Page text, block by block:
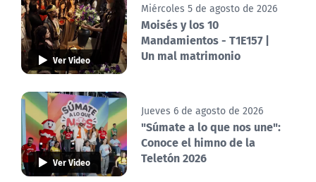
Ver Video
Miércoles 5 de agosto de 2026
Moisés y los 10
Mandamientos - T1E157 |
Un mal matrimonio
Ver Video
Jueves 6 de agosto de 2026
"Súmate a lo que nos une":
Conoce el himno de la
Teletón 2026